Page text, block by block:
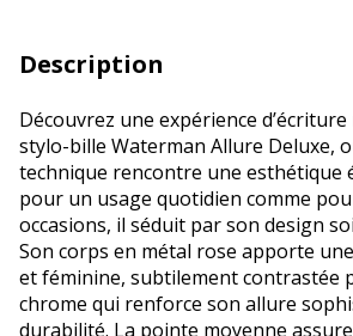
Description
Découvrez une expérience
stylo-bille Waterman Allure Deluxe,
technique rencontre une esthétique
pour un usage quotidien comme
occasions, il séduit par son design
Son corps en métal rose apporte
et féminine, subtilement contrastée
chrome qui renforce son allure
durabilité. La pointe moyenne